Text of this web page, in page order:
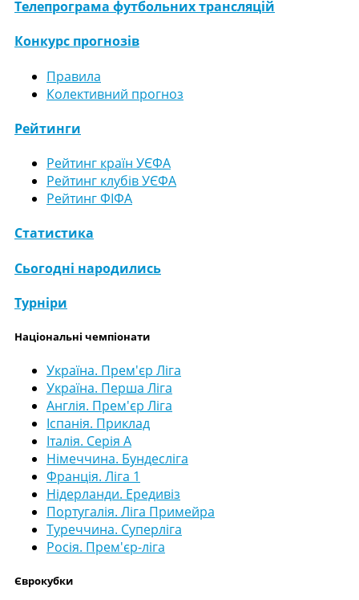
Телепрограма футбольних трансляцій
Конкурс прогнозів
Правила
Колективний прогноз
Рейтинги
Рейтинг країн УЄФА
Рейтинг клубів УЄФА
Рейтинг ФІФА
Статистика
Сьогодні народились
Турніри
Національні чемпіонати
Україна. Прем'єр Ліга
Україна. Перша Ліга
Англія. Прем'єр Ліга
Іспанія. Приклад
Італія. Серія А
Німеччина. Бундесліга
Франція. Ліга 1
Нідерланди. Ередивіз
Португалія. Ліга Примейра
Туреччина. Суперліга
Росія. Прем'єр-ліга
Єврокубки